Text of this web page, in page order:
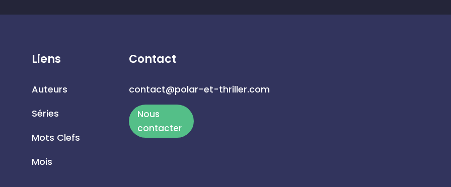
Liens
Auteurs
Séries
Mots Clefs
Mois
Contact
contact@polar-et-thriller.com
Nous
contacter